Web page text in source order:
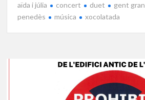
aïda i júlia concert duet gent gran
penedès
música xocolatada